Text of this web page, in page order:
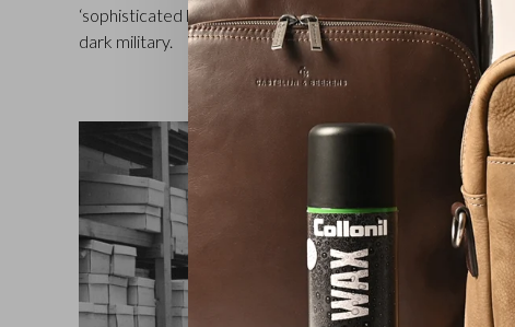
‘sophisticated look’ van deze Castelijn & Beerens
dark military.